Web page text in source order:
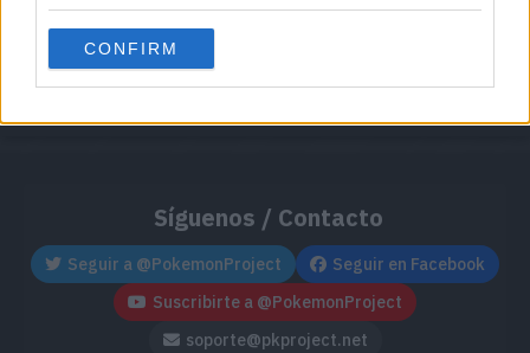
CONFIRM
Síguenos / Contacto
Seguir a @PokemonProject
Seguir en Facebook
Suscribirte a @PokemonProject
soporte@pkproject.net